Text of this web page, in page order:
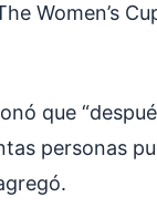
Women’s
que
personas